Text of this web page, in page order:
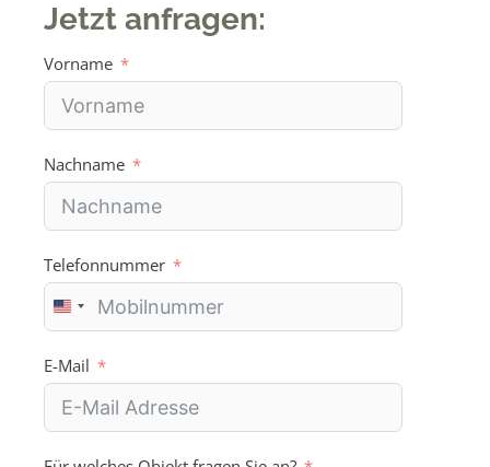
Jetzt anfragen:
Vorname
Nachname
Telefonnummer
U
n
i
t
e
d
E-Mail